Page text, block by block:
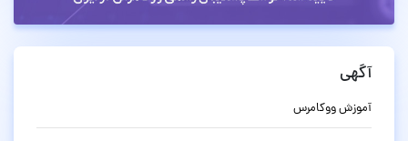
آگهی
آموزش ووکامرس